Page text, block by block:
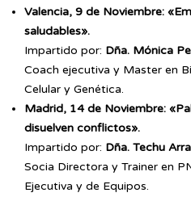
Valencia, 9 de Noviembre:
saludables».
Impartido por: Dña. Mónica
Coach ejecutiva y Master en
Celular y Genética.
Madrid, 14 de Noviembre:
disuelven conflictos».
Impartido por: Dña. Techu
Socia Directora y Trainer en
Ejecutiva y de Equipos.